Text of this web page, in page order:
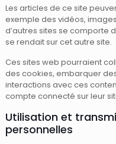
Les articles de ce site
exemple des vidéos,
d’autres sites se comporte
se rendait sur cet autre site.
Ces sites web pourraient
des cookies, embarquer
interactions avec ces
compte connecté sur leur
Utilisation et
personnelles